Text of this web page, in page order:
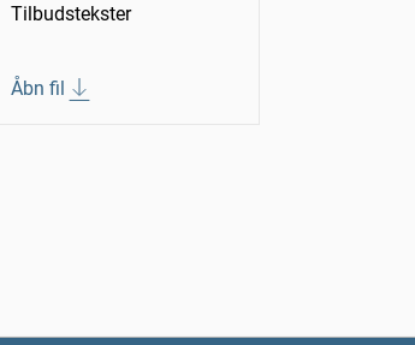
Tilbudstekster
Åbn fil